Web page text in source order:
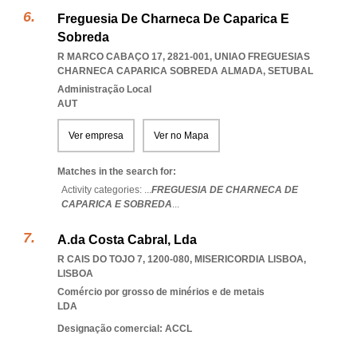
Freguesia De Charneca De Caparica E
Sobreda
R MARCO CABAÇO 17, 2821-001, UNIAO FREGUESIAS
CHARNECA CAPARICA SOBREDA ALMADA, SETUBAL
Administração Local
AUT
Ver empresa Ver no Mapa
Matches in the search for:
Activity categories: ...FREGUESIA DE CHARNECA DE
CAPARICA E SOBREDA...
A.da Costa Cabral, Lda
R CAIS DO TOJO 7, 1200-080, MISERICORDIA LISBOA,
LISBOA
Comércio por grosso de minérios e de metais
LDA
Designação comercial: ACCL